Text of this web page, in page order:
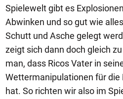
Spielewelt gibt es
Abwinken und so gut wie
Schutt und Asche gelegt
zeigt sich dann doch gleich
man, dass Ricos Vater in
Wettermanipulationen für
hat. So richten wir also im